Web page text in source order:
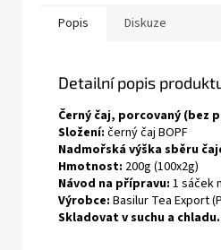
Popis Diskuze
Detailní popis
Černý čaj, porcovaný (bez
Složení: černý čaj BOPF
Nadmořská výška sběru
Hmotnost: 200g (100x2g)
Návod na přípravu: 1 sáček
Výrobce: Basilur Tea Export
Skladovat v suchu a chladu.